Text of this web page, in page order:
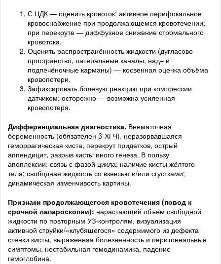
С ЦДК — оценить кровоток: активное перифокальное
кровоснабжение при продолжающемся кровотечении;
при перекруте — диффузное снижение стромального
кровотока.
Оценить распространённость жидкости (дугласово
пространство, латеральные каналы, над– и
подпечёночные карманы) — косвенная оценка объёма
кровопотери.
Зафиксировать болевую реакцию при компрессии
датчиком; осторожно — возможна усиленная
кровопотеря.
Дифференциальная диагностика. Внематочная
беременность (обязателен β-ХГЧ), неразорвавшаяся
геморрагическая киста, перекрут придатков, острый
аппендицит, разрыв кисты иного генеза. В пользу
апоплексии: связь с фазой цикла; наличие кисты жёлтого
тела; свободная жидкость со взвесью и/или сгустками;
динамическая изменчивость картины.
Признаки продолжающегося кровотечения (повод к
срочной лапароскопии): нарастающий объём свободной
жидкости по повторным УЗ-контролям, визуализация
активной струйки/«клубящегося» содержимого из дефекта
стенки кисты, выраженная болезненность и перитонеальные
симптомы, нестабильная гемодинамика, падение
гемоглобина.